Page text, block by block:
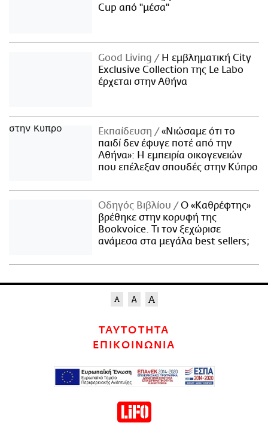
Cup από "μέσα"
Good Living
Η εμβληματική City
Exclusive Collection της Le Labo
έρχεται στην Αθήνα
Εκπαίδευση
«Νιώσαμε ότι το
παιδί δεν έφυγε ποτέ από την
Αθήνα»: Η εμπειρία οικογενειών
που επέλεξαν σπουδές στην Κύπρο
Οδηγός Βιβλίου
Ο «Καθρέφτης»
βρέθηκε στην κορυφή της
Bookvoice. Τι τον ξεχώρισε
ανάμεσα στα μεγάλα best sellers;
ΤΑΥΤΟΤΗΤΑ
ΕΠΙΚΟΙΝΩΝΙΑ